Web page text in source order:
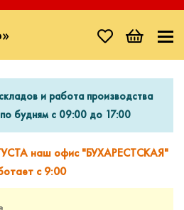
и работа производства
будням с 09:00 до 17:00
наш офис "БУХАРЕСТСКАЯ"
с 9:00